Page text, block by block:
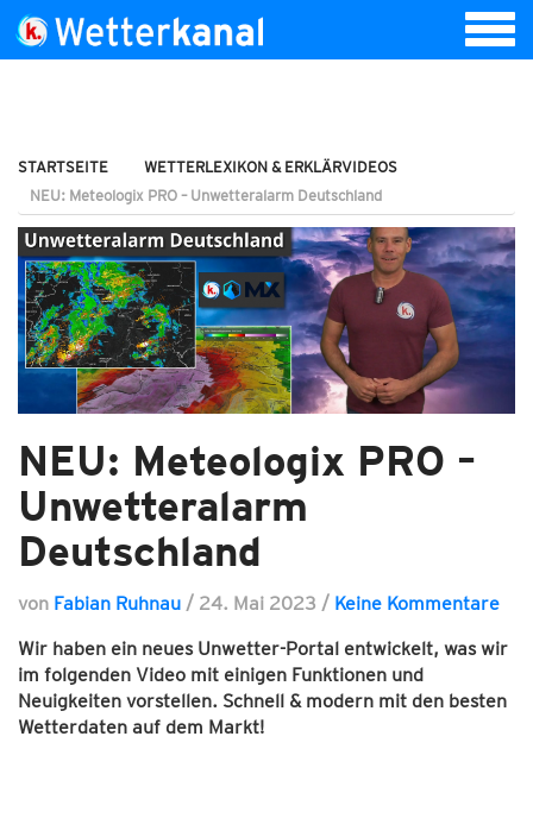
STARTSEITE
WETTERLEXIKON & ERKLÄRVIDEOS
NEU: Meteologix PRO – Unwetteralarm Deutschland
NEU: Meteologix PRO –
Unwetteralarm
Deutschland
von Fabian Ruhnau / 24. Mai 2023 / Keine Kommentare
Wir haben ein neues Unwetter-Portal entwickelt, was wir
im folgenden Video mit einigen Funktionen und
Neuigkeiten vorstellen. Schnell & modern mit den besten
Wetterdaten auf dem Markt!